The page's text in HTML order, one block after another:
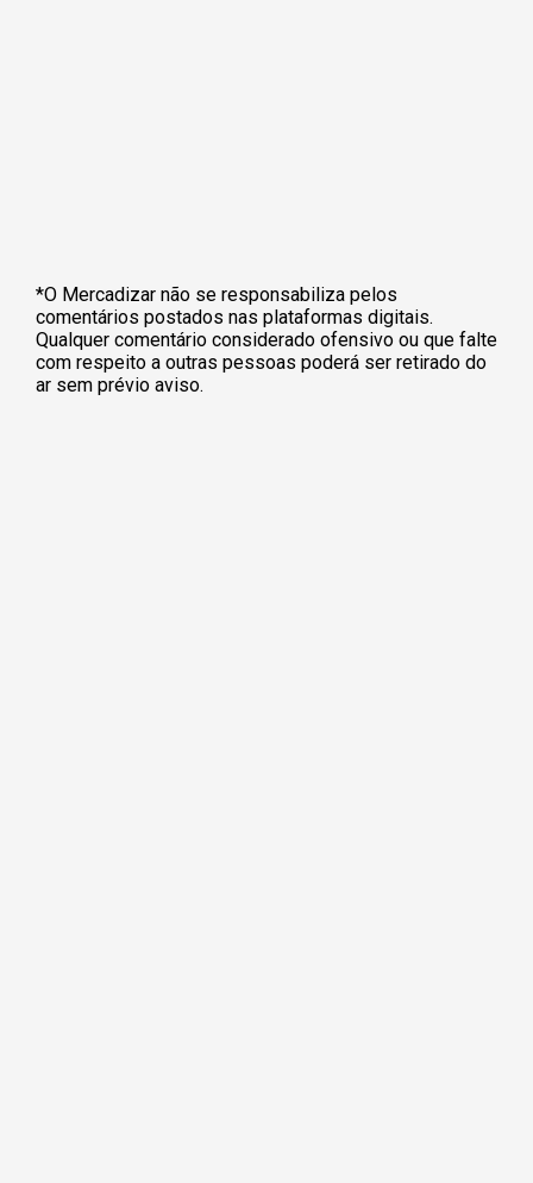
*O Mercadizar não se responsabiliza pelos
comentários postados nas plataformas digitais.
Qualquer comentário considerado ofensivo ou que falte
com respeito a outras pessoas poderá ser retirado do
ar sem prévio aviso.